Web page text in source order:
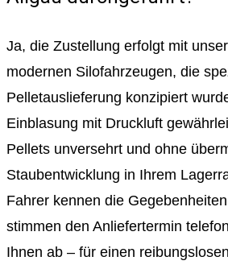
Ja, die Zustellung erfolgt mit
modernen Silofahrzeugen, die
Pelletauslieferung konzipiert
Einblasung mit Druckluft
Pellets unversehrt und ohne
Staubentwicklung in Ihrem
Fahrer kennen die
stimmen den Anliefertermin
Ihnen ab – für einen